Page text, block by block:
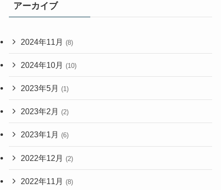
アーカイブ
2024年11月 (8)
2024年10月 (10)
2023年5月 (1)
2023年2月 (2)
2023年1月 (6)
2022年12月 (2)
2022年11月 (8)